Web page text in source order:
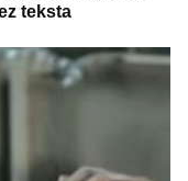
teksta